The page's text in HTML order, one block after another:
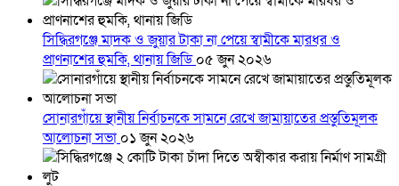
সিদ্ধিরগঞ্জে মাদক ও জুয়ার টাকা না পেয়ে স্বামীকে মারধর ও
প্রাণনাশের হুমকি, থানায় জিডি০৫ জুন ২০২৬
সোনারগাঁয়ে স্থানীয় নির্বাচনকে সামনে রেখে জামায়াতের প্রস্তুতিমূলক
আলোচনা সভা ০১ জুন ২০২৬